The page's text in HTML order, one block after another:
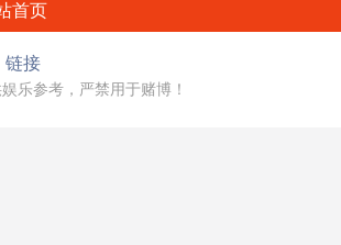
首页
链接
乐参考，严禁用于赌博！